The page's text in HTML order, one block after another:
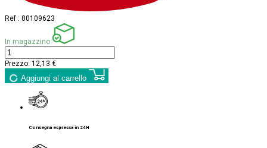
Ref : 00109623
In magazzino
Prezzo: 12,13 €
Aggiungi al carrello
Consegna espressa in 24H